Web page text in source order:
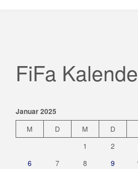
FiFa
Januar 2025
M D M D
1
2
6
7 8 9